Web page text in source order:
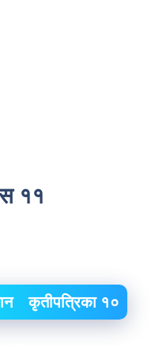
११
कृतीपत्रिका १०